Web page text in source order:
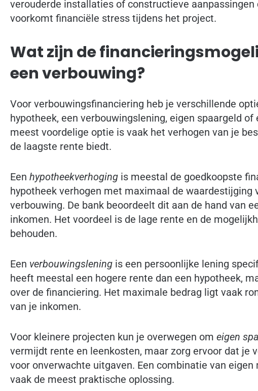
verouderde installaties of constructieve
voorkomt financiële stress tijdens het project.
Wat zijn de
een verbouwing?
Voor verbouwingsfinanciering heb je verschillende
hypotheek, een verbouwingslening, eigen spaargeld
meest voordelige optie is vaak het verhogen van je
de laagste rente biedt.
Een hypotheekverhoging is meestal de goedkoopste
hypotheek verhogen met maximaal de waardestijging
verbouwing. De bank beoordeelt dit aan de hand van
inkomen. Het voordeel is de lage rente en de
behouden.
Een verbouwingslening is een persoonlijke lening
heeft meestal een hogere rente dan een hypotheek,
over de financiering. Het maximale bedrag ligt vaak
van je inkomen.
Voor kleinere projecten kun je overwegen om eigen
vermijdt rente en leenkosten, maar zorg ervoor dat je
voor onverwachte uitgaven. Een combinatie van
vaak de meest praktische oplossing.